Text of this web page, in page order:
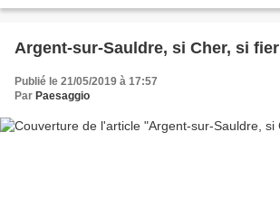
Argent-sur-Sauldre, si Cher, si fier
Publié le 21/05/2019 à 17:57
Par Paesaggio